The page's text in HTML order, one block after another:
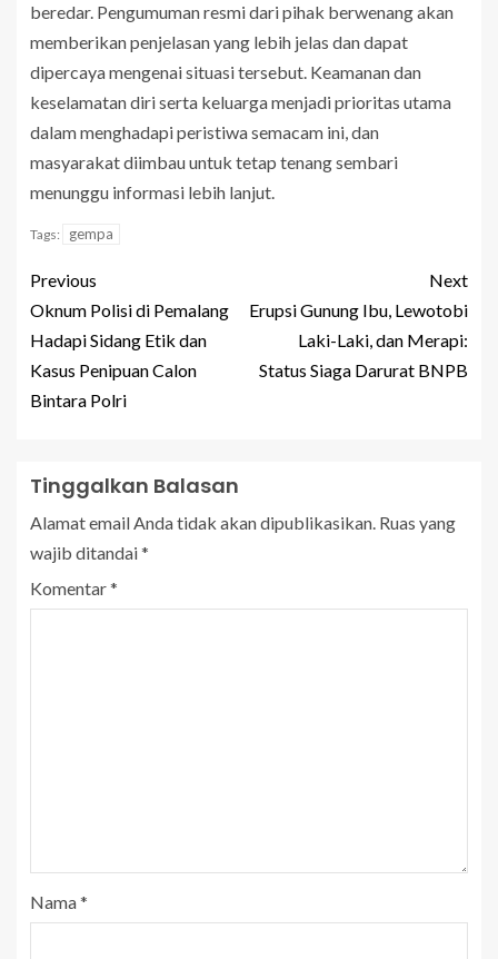
beredar. Pengumuman resmi dari pihak berwenang akan
memberikan penjelasan yang lebih jelas dan dapat
dipercaya mengenai situasi tersebut. Keamanan dan
keselamatan diri serta keluarga menjadi prioritas utama
dalam menghadapi peristiwa semacam ini, dan
masyarakat diimbau untuk tetap tenang sembari
menunggu informasi lebih lanjut.
Tags: gempa
Previous
Oknum Polisi di Pemalang
Hadapi Sidang Etik dan
Kasus Penipuan Calon
Bintara Polri
Next
Erupsi Gunung Ibu, Lewotobi
Laki-Laki, dan Merapi:
Status Siaga Darurat BNPB
Tinggalkan Balasan
Alamat email Anda tidak akan dipublikasikan. Ruas yang
wajib ditandai*
Komentar*
Nama*